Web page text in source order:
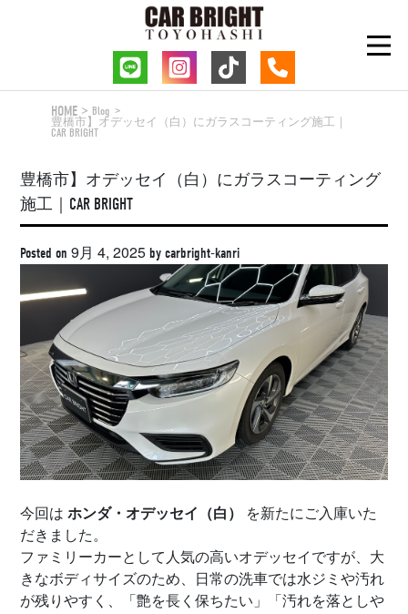
HOME
Blog
豊橋市】オデッセイ（白）にガラスコーティング施工｜
CAR BRIGHT
豊橋市】オデッセイ（白）にガラスコーティング
施工｜CAR BRIGHT
Posted on9月 4, 2025 bycarbright-kanri
今回はホンダ・オデッセイ（白）
を新たにご入庫いた
だきました。
ファミリーカーとして人気の高いオデッセイですが、大
きなボディサイズのため、日常の洗車では水ジミや汚れ
が残りやすく、「艶を長く保ちたい」「汚れを落としや